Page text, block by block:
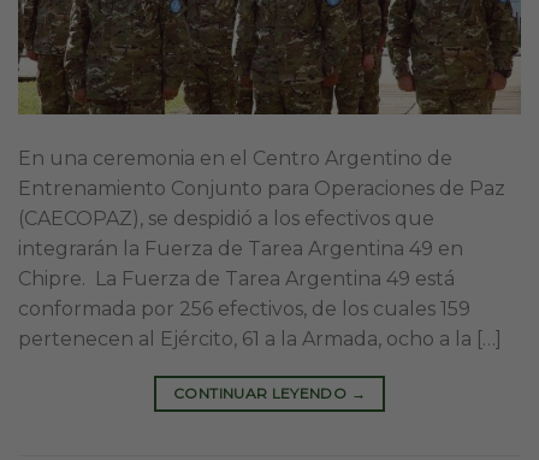
En una ceremonia en el Centro Argentino de
Entrenamiento Conjunto para Operaciones de Paz
(CAECOPAZ), se despidió a los efectivos que
integrarán la Fuerza de Tarea Argentina 49 en
Chipre. La Fuerza de Tarea Argentina 49 está
conformada por 256 efectivos, de los cuales 159
pertenecen al Ejército, 61 a la Armada, ocho a la […]
CONTINUAR LEYENDO →